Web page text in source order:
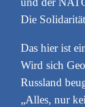
Die
Das hier ist
Wird sich
Russland
„Alles, nur